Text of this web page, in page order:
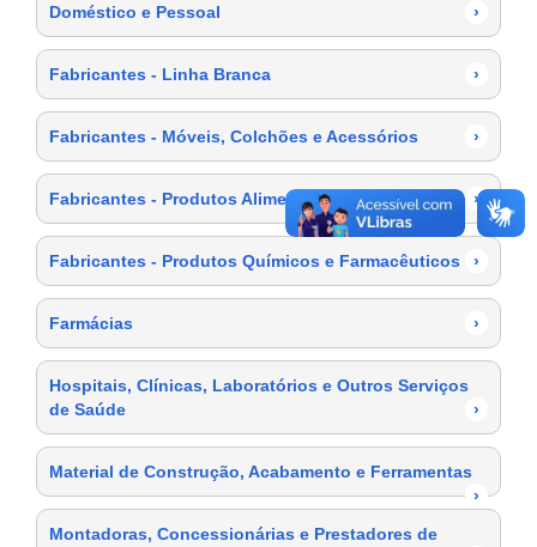
Doméstico e Pessoal
›
Fabricantes - Linha Branca ›
Fabricantes - Móveis, Colchões e Acessórios ›
Fabricantes - Produtos Alimentícios ›
Fabricantes - Produtos Químicos e Farmacêuticos ›
Farmácias ›
Hospitais, Clínicas, Laboratórios e Outros Serviços
de Saúde
›
Material de Construção, Acabamento e Ferramentas
›
Montadoras, Concessionárias e Prestadores de